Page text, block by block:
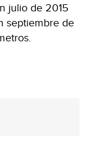
julio de 2015
septiembre de